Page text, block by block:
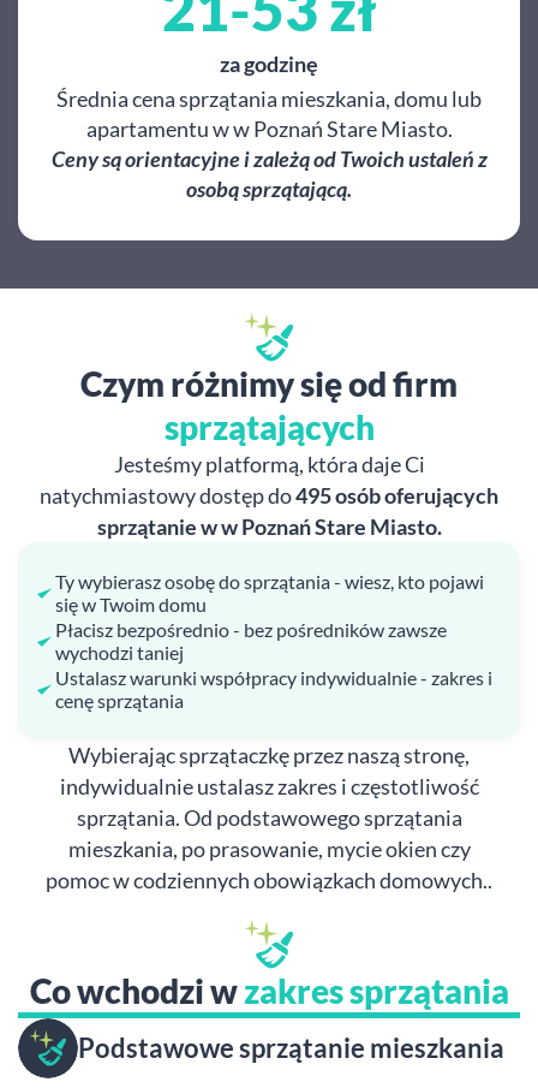
za godzinę
Średnia cena sprzątania mieszkania, domu lub
apartamentu w w Poznań Stare Miasto.
Ceny są orientacyjne i zależą od Twoich ustaleń z
osobą sprzątającą.
Czym różnimy się od firm
sprzątających
Jesteśmy platformą, która daje Ci
natychmiastowy dostęp do495 osób oferujących
sprzątanie w w Poznań Stare Miasto.
Ty wybierasz osobę do sprzątania - wiesz, kto pojawi
się w Twoim domu
Płacisz bezpośrednio - bez pośredników zawsze
wychodzi taniej
Ustalasz warunki współpracy indywidualnie - zakres i
cenę sprzątania
Wybierając sprzątaczkę przez naszą stronę,
indywidualnie ustalasz zakres i częstotliwość
sprzątania. Od podstawowego sprzątania
mieszkania, po prasowanie, mycie okien czy
pomoc w codziennych obowiązkach domowych..
Co wchodzi wzakres sprzątania
Podstawowe sprzątanie mieszkania